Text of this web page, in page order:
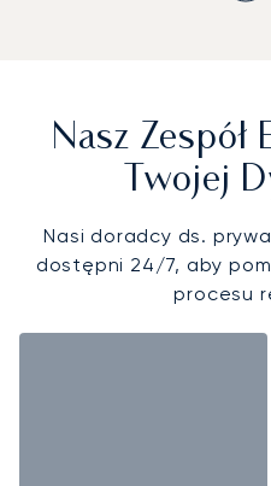
Nasz Zespół
Twojej
Nasi doradcy ds.
dostępni 24/7, aby
procesu